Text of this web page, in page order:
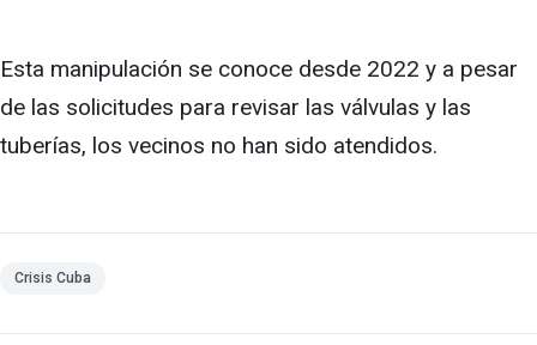
Esta manipulación se conoce desde 2022 y a pesar
de las solicitudes para revisar las válvulas y las
tuberías, los vecinos no han sido atendidos.
Crisis Cuba